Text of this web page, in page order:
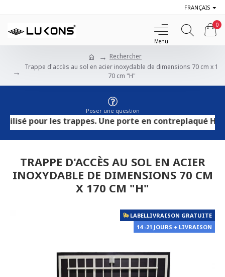
FRANÇAIS
0
Rechercher
Trappe d'accès au sol en acier inoxydable de dimensions 70 cm x 1
70 cm "H"
Poser une question
les trappes. Une porte en contreplaqué HPL
TRAPPE D'ACCÈS AU SOL EN ACIER
INOXYDABLE DE DIMENSIONS 70 CM
X 170 CM "H"
LABELLIVRAISON GRATUITE
14 -21 JOURS + LIVRAISON